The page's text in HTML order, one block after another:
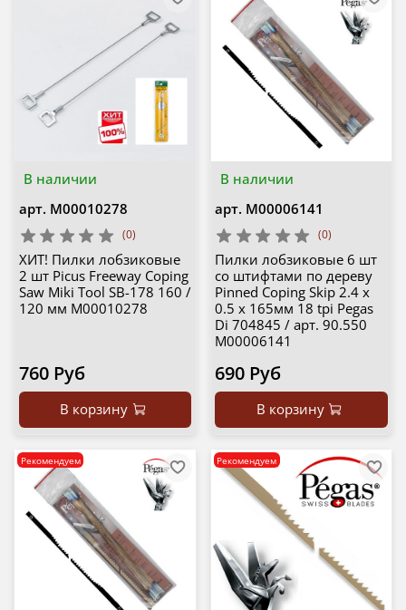
В наличии
арт. М00010278
(0)
ХИТ! Пилки лобзиковые
2 шт Picus Freeway Coping
Saw Miki Tool SB-178 160 /
120 мм М00010278
760 Руб
В корзину
В наличии
арт. М00006141
(0)
Пилки лобзиковые 6 шт
со штифтами по дереву
Pinned Coping Skip 2.4 х
0.5 х 165мм 18 tpi Pegas
Di 704845 / арт. 90.550
М00006141
690 Руб
В корзину
Рекомендуем Рекомендуем